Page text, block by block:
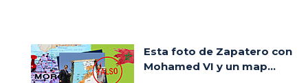
Esta foto de Zapatero con
Mohamed VI y un map...